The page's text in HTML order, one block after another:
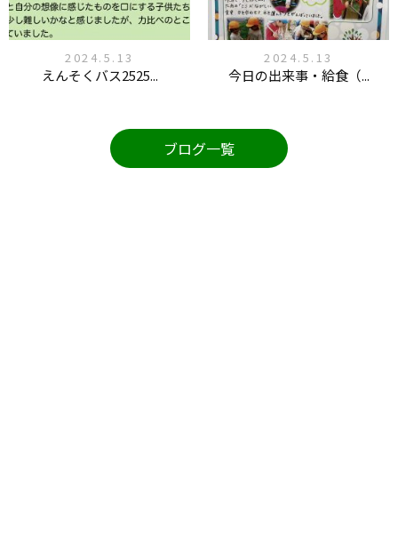
2024.5.13
えんそくバス2525...
2024.5.13
今日の出来事・給食（...
ブログ一覧